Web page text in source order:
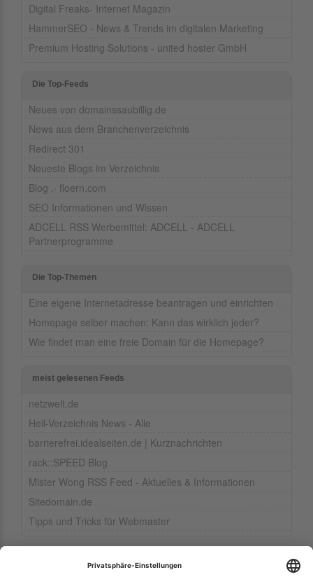
Digital Freaks- Internet Magazin
HammerSEO - News & Trends im digitalen Marketing
Premium Hosting Solutions - united hoster GmbH
Die Top-Feeds
Neues von domainssaubillig.de
News aus dem Branchenverzeichnis
Redirect 301
Neueste Blogs im Verzeichnis
Blog .· floern.com
SEO Informationen und Wissen
ADCELL RSS Werbemittel: ADCELL - ADCELL
Partnerprogramme
Die Top-Themen
Eine eigene Internetadresse beantragen und einrichten
Homepage selber machen: Kann das wirklich jeder?
Wie findet man eine freie Domain für die Homepage?
meist gelesenen Feeds
netzwelt.de
Heil-Verzeichnis News - Alle
barrierefrei.idealseiten.de | Kurznachrichten
rack::SPEED Blog
Mister Wong RSS Feed - Aktuelles & Informationen
Sitedomain.de
Tipps und Tricks für Webmaster